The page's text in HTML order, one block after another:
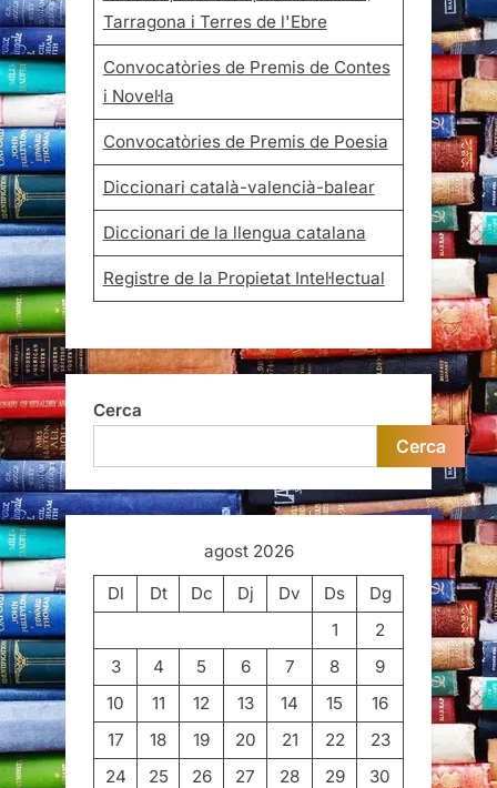
Tarragona i Terres de l'Ebre
Convocatòries de Premis de Contes
i Novel·la
Convocatòries de Premis de Poesia
Diccionari català-valencià-balear
Diccionari de la llengua catalana
Registre de la Propietat Intel·lectual
Cerca
Cerca
agost 2026
Dl
Dt Dc Dj Dv Ds
Dg
1
2
3
4 5 6 7 8
9
10
11 12 13 14 15
16
17
18 19 20 21 22
23
24
25 26 27 28 29
30